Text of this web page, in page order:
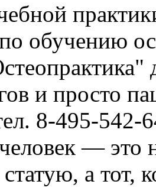
обучению
и просто
8-495-542-
— это
а тот,